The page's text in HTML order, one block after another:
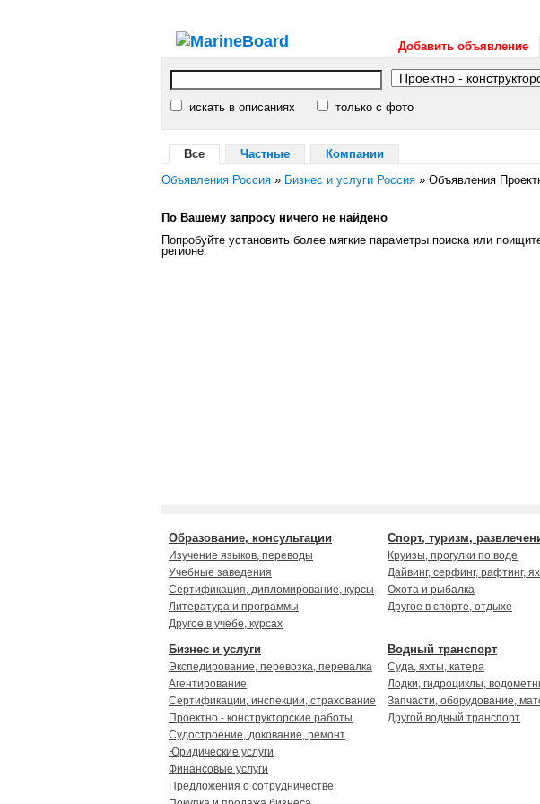
Добавить объявление
искать в описаниях только с фото
Все Частные
Компании
Объявления Россия » Бизнес и услуги Россия » Объявления
По Вашему запросу ничего не найдено
Попробуйте установить более мягкие параметры поиска или
регионе
Спорт, туризм,
Круизы, прогулки по воде
Дайвинг, серфинг, рафтинг,
Охота и рыбалка
Другое в спорте, отдыхе
Образование, консультации
Изучение языков, переводы
Учебные заведения
Сертификация, дипломирование, курсы
Литература и программы
Другое в учебе, курсах
Водный транспорт
Суда, яхты, катера
Лодки, гидроциклы,
Запчасти, оборудование,
Другой водный транспорт
Бизнес и услуги
Экспедирование, перевозка, перевалка
Агентирование
Сертификации, инспекции, страхование
Проектно - конструкторские работы
Судостроение, докование, ремонт
Юридические услуги
Финансовые услуги
Предложения о сотрудничестве